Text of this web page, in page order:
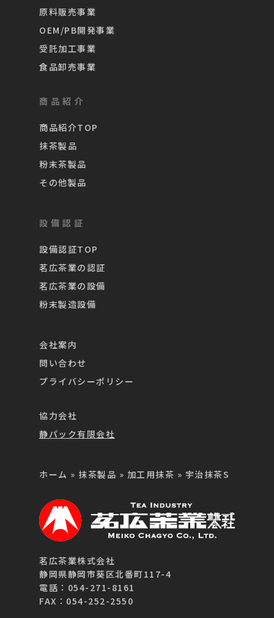
原料販売事業
OEM/PB開発事業
受託加工事業
食品卸売事業
商品紹介
商品紹介TOP
抹茶製品
粉末茶製品
その他製品
設備認証
設備認証TOP
茗広茶業の認証
茗広茶業の設備
粉末製造設備
会社案内
問い合わせ
プライバシーポリシー
協力会社
静パック有限会社
ホーム » 抹茶製品 » 加工用抹茶 » 宇治抹茶S
茗広茶業株式会社
静岡県静岡市葵区北番町117-4
電話：054-271-8161
FAX：054-252-2550